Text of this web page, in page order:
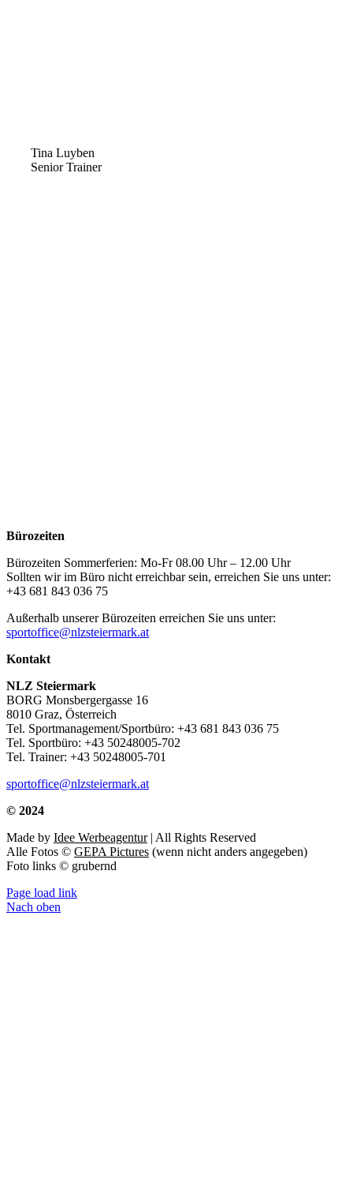
Tina Luyben
Senior Trainer
Bürozeiten
Bürozeiten Sommerferien: Mo-Fr 08.00 Uhr – 12.00 Uhr
Sollten wir im Büro nicht erreichbar sein, erreichen Sie uns unter:
+43 681 843 036 75
Außerhalb unserer Bürozeiten erreichen Sie uns unter:
sportoffice@nlzsteiermark.at
Kontakt
NLZ Steiermark
BORG Monsbergergasse 16
8010 Graz, Österreich
Tel. Sportmanagement/Sportbüro: +43 681 843 036 75
Tel. Sportbüro: +43 50248005-702
Tel. Trainer: +43 50248005-701
sportoffice@nlzsteiermark.at
© 2024
Made by Idee Werbeagentur| All Rights Reserved
Alle Fotos © GEPA Pictures (wenn nicht anders angegeben)
Foto links © grubernd
Page load link
Nach oben